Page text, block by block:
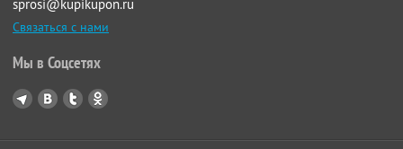
sprosi@kupikupon.ru
Связаться с нами
Мы в Соцсетях